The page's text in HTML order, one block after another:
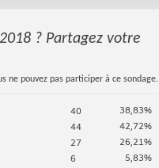
? Partagez votre
ne pouvez pas participer à ce sondage.
40 38,83%
44 42,72%
27 26,21%
6 5,83%